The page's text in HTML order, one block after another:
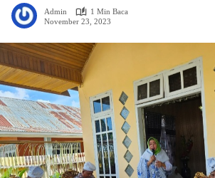
Admin
1 Min Baca
November 23, 2023